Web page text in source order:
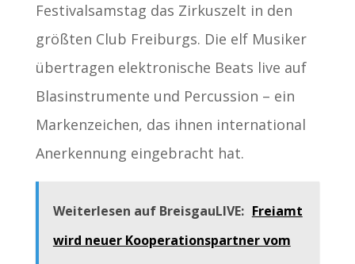
Festivalsamstag das Zirkuszelt in den
größten Club Freiburgs. Die elf Musiker
übertragen elektronische Beats live auf
Blasinstrumente und Percussion – ein
Markenzeichen, das ihnen international
Anerkennung eingebracht hat.
Weiterlesen auf BreisgauLIVE: Freiamt
wird neuer Kooperationspartner vom